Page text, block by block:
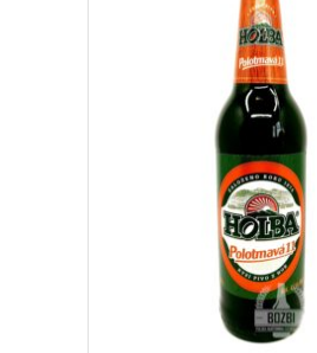
DOWIEDZ SIĘ WIĘCEJ